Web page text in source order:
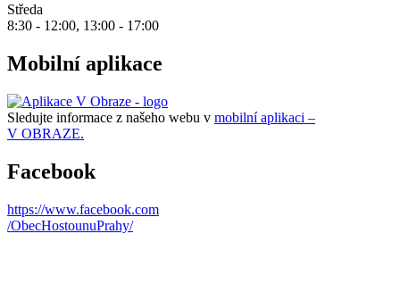
Středa
8:30 - 12:00, 13:00 - 17:00
Mobilní aplikace
Sledujte informace z našeho webu v mobilní aplikaci –
V OBRAZE.
Facebook
https://www.facebook.com
/ObecHostounuPrahy/